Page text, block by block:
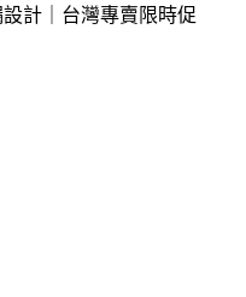
計｜台灣專賣限時促